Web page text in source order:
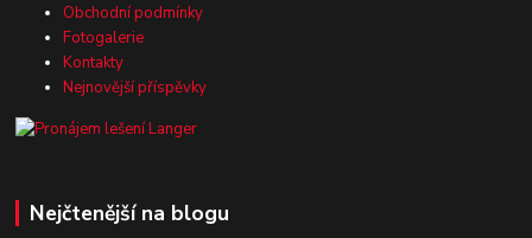
Obchodní podmínky
Fotogalerie
Kontakty
Nejnovější příspěvky
Nejčtenější na blogu